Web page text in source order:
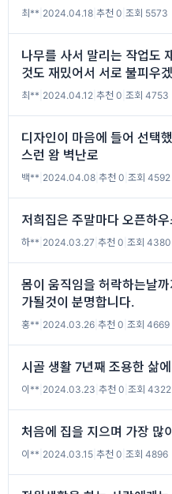
최** 2024.04.18 추천 0 조회 5573
나무를 사서 말리는 작업도
것도 재밌어서 서로 불피우
최** 2024.04.12 추천 0 조회 4753
디자인이 마음에 들어 선택
스런 왐 벽난로
백** 2024.04.08 추천 0 조회 4592
저희집은 주말마다 오픈하
하** 2024.03.27 추천 0 조회 4380
몸이 움직임을 허락하는날
가될것이 분명합니다.
홍** 2024.03.26 추천 0 조회 4669
시골 생활 7년째 조용한 삶
이** 2024.03.23 추천 0 조회 4322
처음에 집을 지으며 가장 많
이** 2024.03.15 추천 0 조회 4896